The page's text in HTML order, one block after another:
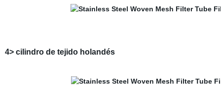
4> cilindro de tejido holandés